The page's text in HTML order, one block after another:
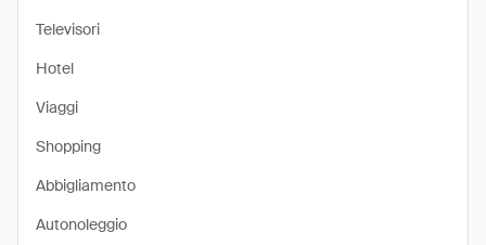
Televisori
Hotel
Viaggi
Shopping
Abbigliamento
Autonoleggio